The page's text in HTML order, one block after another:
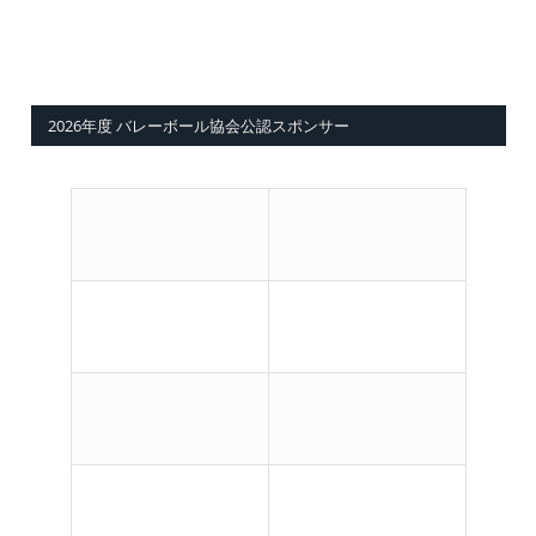
2026年度 バレーボール協会公認スポンサー